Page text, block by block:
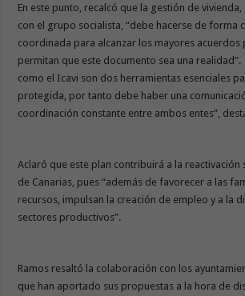
En este punto, recalcó que la gestión de
con el grupo socialista, “debe hacerse de forma
coordinada para alcanzar los mayores acuerdos
permitan que este documento sea una realidad”.
como el Icavi son dos herramientas esenciales
protegida, por tanto debe haber una
coordinación constante entre ambos entes”,
Aclaró que este plan contribuirá a la reactivación
de Canarias, pues “además de favorecer a las
recursos, impulsan la creación de empleo y a la
sectores productivos”.
Ramos resaltó la colaboración con los
que han aportado sus propuestas a la hora de